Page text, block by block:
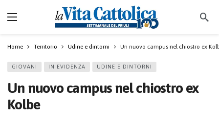
Home Territorio Udine e dintorni Un nuovo campus nel chiostro ex
GIOVANI IN EVIDENZA UDINE E DINTORNI
Un nuovo campus nel chiostro ex
Kolbe